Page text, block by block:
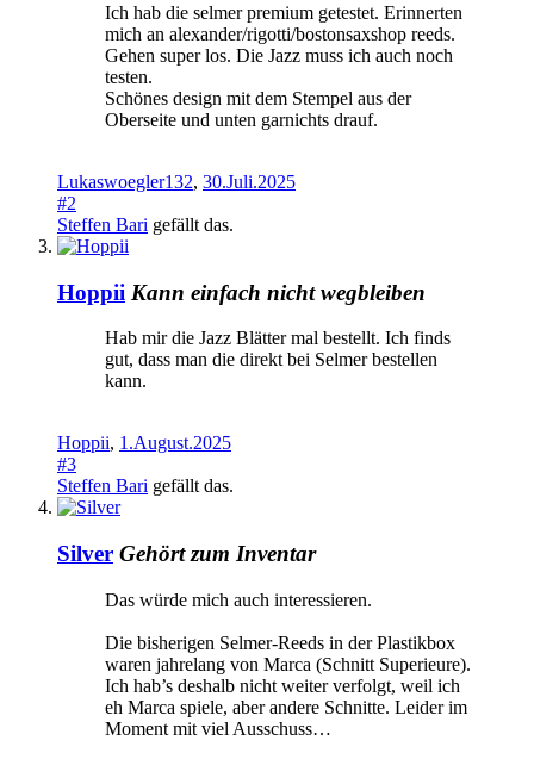
Ich hab die selmer premium getestet. Erinnerten
mich an alexander/rigotti/bostonsaxshop reeds.
Gehen super los. Die Jazz muss ich auch noch
testen.
Schönes design mit dem Stempel aus der
Oberseite und unten garnichts drauf.
Lukaswoegler132, 30.Juli.2025
#2
Steffen Bari gefällt das.
Hoppii Kann einfach nicht wegbleiben
Hab mir die Jazz Blätter mal bestellt. Ich finds
gut, dass man die direkt bei Selmer bestellen
kann.
Hoppii, 1.August.2025
#3
Steffen Bari gefällt das.
Silver Gehört zum Inventar
Das würde mich auch interessieren.
Die bisherigen Selmer-Reeds in der Plastikbox
waren jahrelang von Marca (Schnitt Superieure).
Ich hab’s deshalb nicht weiter verfolgt, weil ich
eh Marca spiele, aber andere Schnitte. Leider im
Moment mit viel Ausschuss…